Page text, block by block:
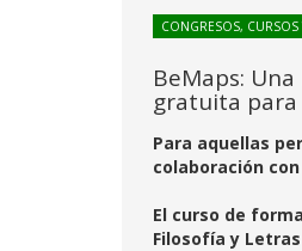
CONGRESOS, CURSOS
BeMaps:
gratuita para
Para aquellas
colaboración
El curso de
Filosofía y Letras